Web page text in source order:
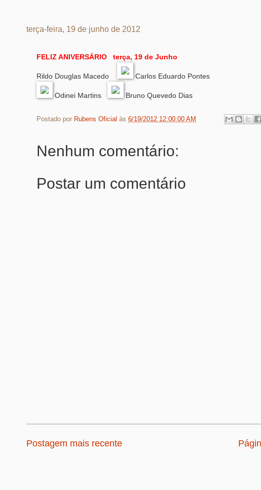
terça-feira, 19 de junho de 2012
FELIZ ANIVERSÁRIO terça, 19 de Junho
Rildo Douglas Macedo Carlos Eduardo Pontes
Odinei Martins Bruno Quevedo Dias
Postado por Rubens Oficial às 6/19/2012 12:00:00 AM
Nenhum comentário:
Postar um comentário
Postagem mais recente